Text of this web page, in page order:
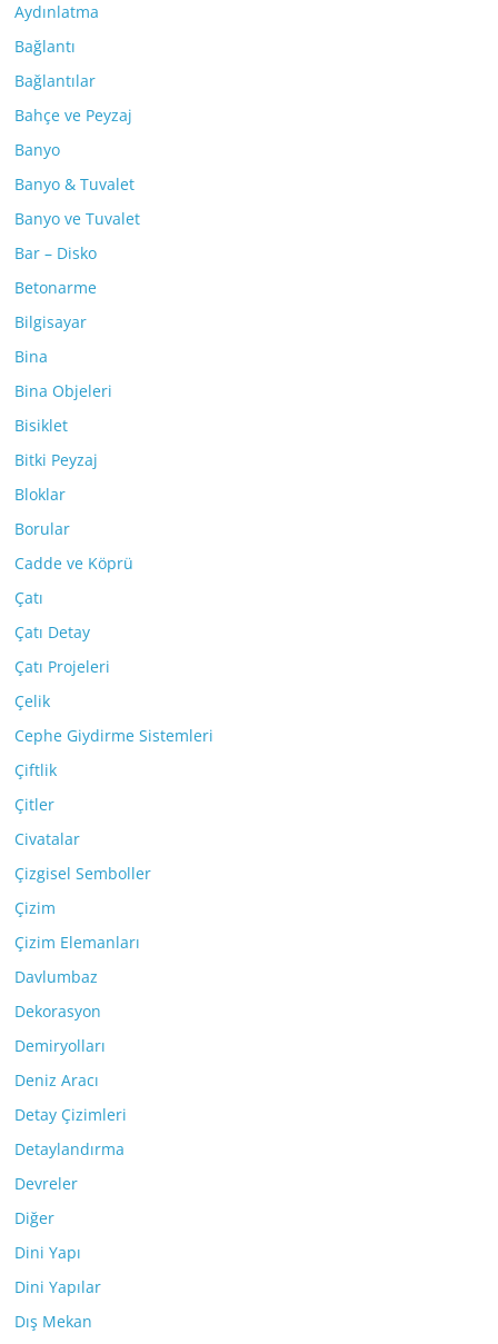
Aydınlatma
Bağlantı
Bağlantılar
Bahçe ve Peyzaj
Banyo
Banyo & Tuvalet
Banyo ve Tuvalet
Bar – Disko
Betonarme
Bilgisayar
Bina
Bina Objeleri
Bisiklet
Bitki Peyzaj
Bloklar
Borular
Cadde ve Köprü
Çatı
Çatı Detay
Çatı Projeleri
Çelik
Cephe Giydirme Sistemleri
Çiftlik
Çitler
Civatalar
Çizgisel Semboller
Çizim
Çizim Elemanları
Davlumbaz
Dekorasyon
Demiryolları
Deniz Aracı
Detay Çizimleri
Detaylandırma
Devreler
Diğer
Dini Yapı
Dini Yapılar
Dış Mekan